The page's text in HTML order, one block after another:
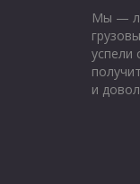
Мы —
успели
и